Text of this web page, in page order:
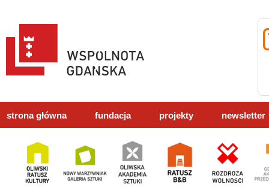
strona główna fundacja projekty newsletter